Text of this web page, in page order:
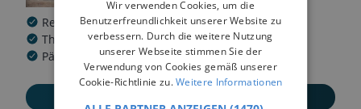
Reitschule
Heilpädagogischer Reitbetrieb
Therapeutischer Reitbetrieb
Pädagogischer Reitbetrieb
Wir verwenden Cookies, um die
Benutzerfreundlichkeit unserer Website zu
verbessern. Durch die weitere Nutzung
unserer Webseite stimmen Sie der
Verwendung von Cookies gemäß unserer
Cookie-Richtlinie zu.Weitere Informationen